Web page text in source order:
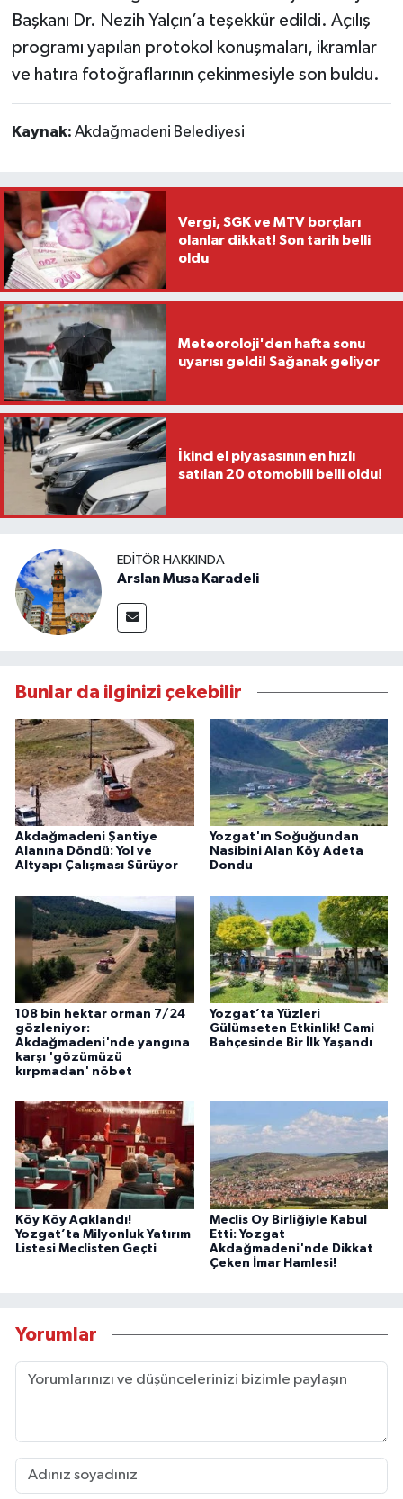
Başkanı Dr. Nezih Yalçın’a teşekkür edildi. Açılış
programı yapılan protokol konuşmaları, ikramlar
ve hatıra fotoğraflarının çekinmesiyle son buldu.
Kaynak: Akdağmadeni Belediyesi
Vergi, SGK ve MTV borçları
olanlar dikkat! Son tarih belli
oldu
Meteoroloji'den hafta sonu
uyarısı geldi! Sağanak geliyor
İkinci el piyasasının en hızlı
satılan 20 otomobili belli oldu!
EDITÖR HAKKINDA
Arslan Musa Karadeli
Bunlar da ilginizi çekebilir
Akdağmadeni Şantiye
Alanına Döndü: Yol ve
Altyapı Çalışması Sürüyor
Yozgat'ın Soğuğundan
Nasibini Alan Köy Adeta
Dondu
108 bin hektar orman 7/24
gözleniyor:
Akdağmadeni'nde yangına
karşı 'gözümüzü
kırpmadan' nöbet
Yozgat’ta Yüzleri
Gülümseten Etkinlik! Cami
Bahçesinde Bir İlk Yaşandı
Köy Köy Açıklandı!
Yozgat’ta Milyonluk Yatırım
Listesi Meclisten Geçti
Meclis Oy Birliğiyle Kabul
Etti: Yozgat
Akdağmadeni'nde Dikkat
Çeken İmar Hamlesi!
Yorumlar